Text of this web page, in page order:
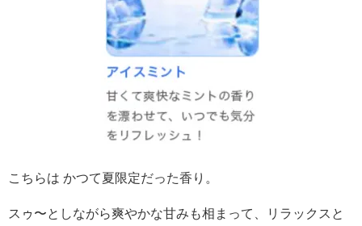
こちらは かつて夏限定だった香り。
スゥ〜としながら爽やかな甘みも相まって、リラックスと